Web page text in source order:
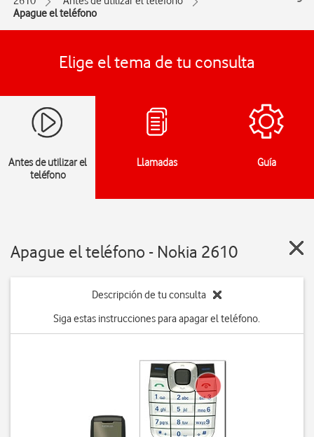
Apague el teléfono
Elige el tema de tu consulta
Antes de utilizar el
teléfono
Llamadas Guía
Apague el teléfono - Nokia 2610
Descripción de tu consulta
Siga estas instrucciones para apagar el teléfono.